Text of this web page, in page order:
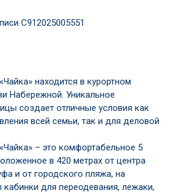
С912025005551
находится в курортном
Набережной. Уникальное
создает отличные условия как
всей семьи, так и для деловой
– это комфортабельное 5
в 420 метрах от центра
и от городского пляжа, на
для переодевания, лежаки,